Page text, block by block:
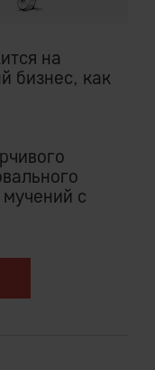
на
бизнес, как
с